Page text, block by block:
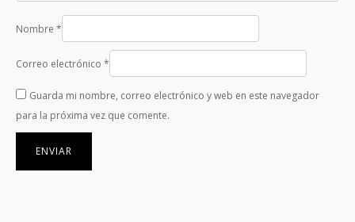
Nombre *
Correo electrónico *
Guarda mi nombre, correo electrónico y web en este navegador
para la próxima vez que comente.